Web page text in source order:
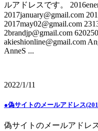
ルアドレスです。
2017january@gmail.com
2017may02@gmail.com
2brandjp@gmail.com
akieshionline@gmail.com
AnneS ...
2022/1/11
●偽サイトのメールアドレス
偽サイトのメールアドレ